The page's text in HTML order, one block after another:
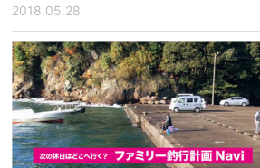
2018.05.28